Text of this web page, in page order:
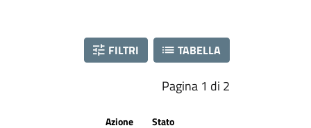
FILTRI TABELLA
Pagina 1 di 2
Azione Stato